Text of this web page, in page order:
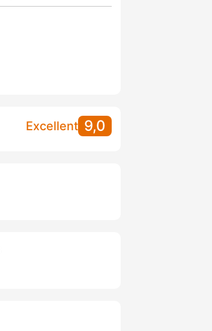
Excellent 9,0